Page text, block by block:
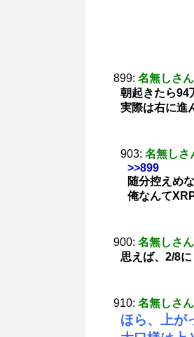
899: 名無しさん
朝起きたら94
実際は右に進
903: 名無しさ
>>899
随分控えめ
俺なんて
900: 名無しさん
思えば、2/8
910: 名無しさん
ほら、上が